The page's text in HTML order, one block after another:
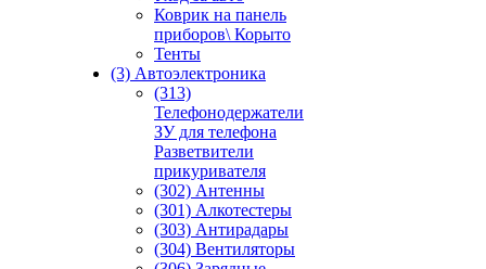
Коврик на панель
приборов\ Корыто
Тенты
(3) Автоэлектроника
(313)
Телефонодержатели
ЗУ для телефона
Разветвители
прикуривателя
(302) Антенны
(301) Алкотестеры
(303) Антирадары
(304) Вентиляторы